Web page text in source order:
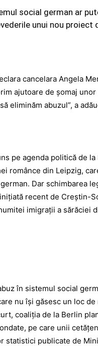
social german ar
unui nou proiect
cancelara Angela
ajutoare de şomaj
eliminăm abuzul”, a
pe agenda politică de
românce din Leipzig,
Dar schimbarea
recent de Creştin-
imigraţii a sărăciei
în sistemul social
nu îşi găsesc un loc
coaliţia de la Berlin
pe care unii
statistici publicate de